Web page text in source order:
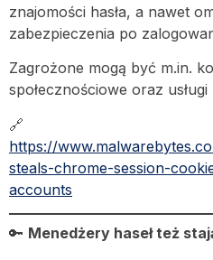
znajomości hasła, a nawet
zabezpieczenia po
Zagrożone mogą być m.in.
społecznościowe oraz
🔗
https://
steals-chrome-session-
accounts
🔑 Menedżery haseł też